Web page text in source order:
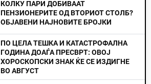
КОЛКУ ПАРИ ДОБИВААТ
ПЕНЗИОНЕРИТЕ ОД ВТОРИОТ СТОЛБ?
ОБЈАВЕНИ НАЈНОВИТЕ БРОЈКИ
ПО ЦЕЛА ТЕШКА И КАТАСТРОФАЛНА
ГОДИНА ДОАЃА ПРЕСВРТ: ОВОЈ
ХОРОСКОПСКИ ЗНАК ЌЕ СЕ ИЗДИГНЕ
ВО АВГУСТ